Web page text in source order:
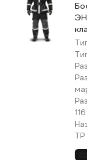
116
ТР